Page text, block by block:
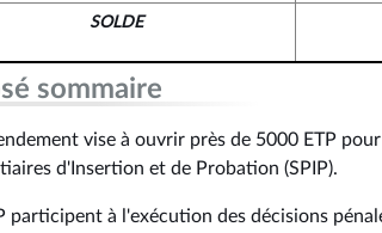
SOLDE
sommaire
vise à ouvrir près de 5000 ETP
d'Insertion et de Probation (SPIP).
participent à l'exécution des décisions